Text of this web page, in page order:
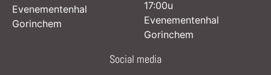
Evenementenhal
Gorinchem
17:00u
Evenementenhal
Gorinchem
Social media